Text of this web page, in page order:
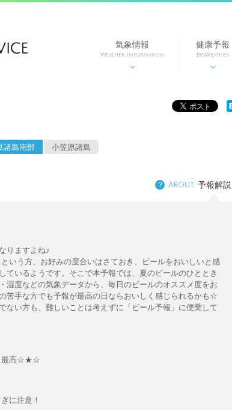
気象情報
Weather Information

健康予報
BioWeather

諸島南部 小笠原諸島
？ About 予報解説
りますよね♪
いう方、お好みの度合いはさておき、ビールをおいしいと感
ているようです。そこで本予報では、夏のビールのひととき
湿度などの気象データから、毎日のビールのオススメ度をお
苦手な方でも予報が最高の日ならおいしく感じられるかも☆
ない方も、難しいことは考えずに「ビール予報」に便乗して
最高☆★☆
に注意！